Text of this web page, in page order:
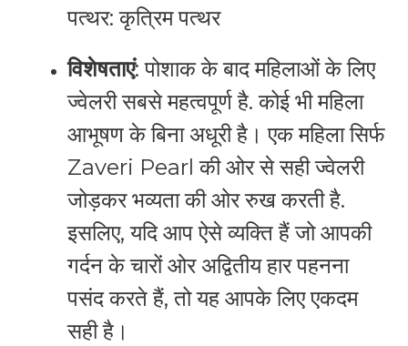
पत्थर: कृत्रिम पत्थर
विशेषताएं: पोशाक के बाद महिलाओं के लिए
ज्वेलरी सबसे महत्वपूर्ण है. कोई भी महिला
आभूषण के बिना अधूरी है। एक महिला सिर्फ
Zaveri Pearl की ओर से सही ज्वेलरी
जोड़कर भव्यता की ओर रुख करती है.
इसलिए, यदि आप ऐसे व्यक्ति हैं जो आपकी
गर्दन के चारों ओर अद्वितीय हार पहनना
पसंद करते हैं, तो यह आपके लिए एकदम
सही है।